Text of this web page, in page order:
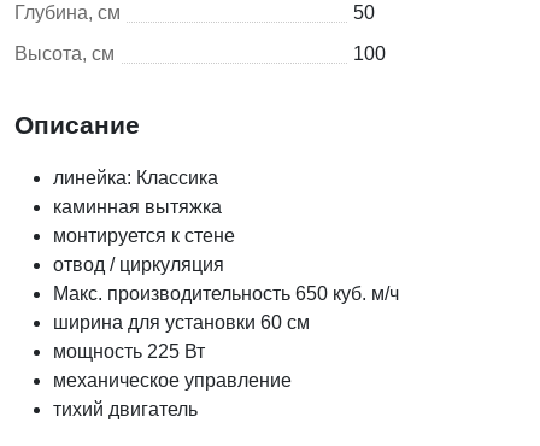
Глубина, см
50
Высота, см
100
Описание
линейка: Классика
каминная вытяжка
монтируется к стене
отвод / циркуляция
Макс. производительность 650 куб. м/ч
ширина для установки 60 см
мощность 225 Вт
механическое управление
тихий двигатель